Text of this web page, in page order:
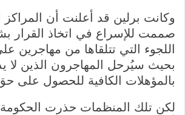
n
وكانت برلين قد أعلنت أن المراكز
صممت للإسراع في اتخاذ القرار
اللجوء التي تتلقاها من مهاجرين
بحيث سيُرحل المهاجرون الذين لا
بالمؤهلات الكافية للحصول على
لكن تلك المنظمات حذرت الحكومة